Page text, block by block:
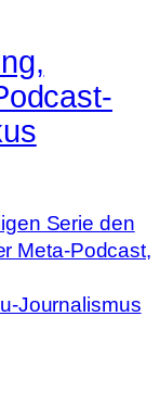
Serie den
Meta-Podcast,
Journalismus